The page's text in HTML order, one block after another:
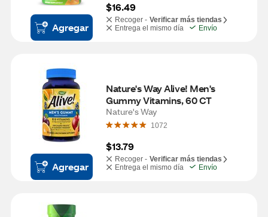
Agregar
$16.49
Recoger - Verificar más tiendas
Entrega el mismo día
Envío
Agregar
Nature's Way Alive! Men's
Gummy Vitamins, 60 CT
Nature's Way
1072
$13.79
Recoger - Verificar más tiendas
Entrega el mismo día
Envío